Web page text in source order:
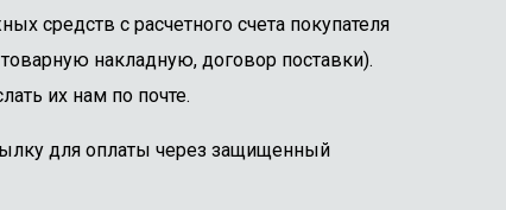
средств с расчетного счета покупателя
накладную, договор поставки).
их нам по почте.
для оплаты через защищенный